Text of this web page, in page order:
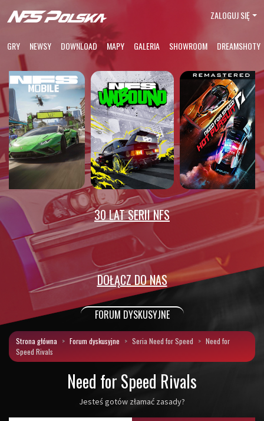
GRY NEWSY DOWNLOAD MAPY GALERIA SHOWROOM DREAMSHOTY
ZALOGUJ SIĘ
30 LAT SERII NFS
DOŁĄCZ DO NAS
FORUM DYSKUSYJNE
Strona główna Forum dyskusyjne Seria Need for Speed
Need for
Speed Rivals
Need for Speed Rivals
Jesteś gotów złamać zasady?